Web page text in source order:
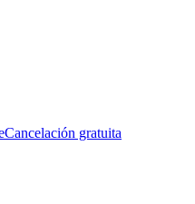
Cancelación gratuita